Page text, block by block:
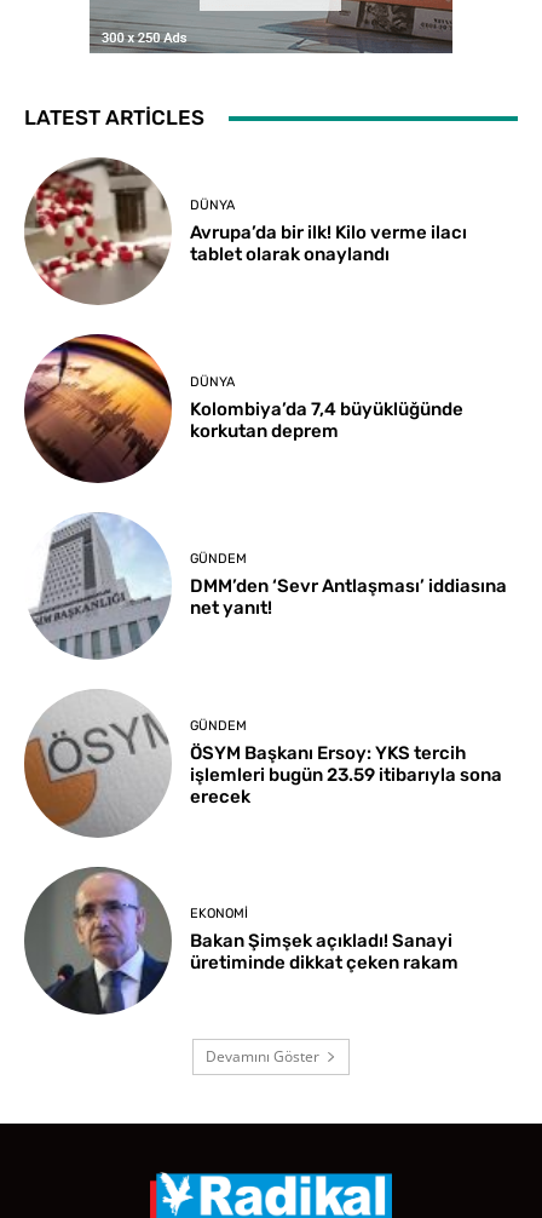
LATEST ARTICLES
DÜNYA
Avrupa’da bir ilk! Kilo verme ilacı
tablet olarak onaylandı
DÜNYA
Kolombiya’da 7,4 büyüklüğünde
korkutan deprem
GÜNDEM
DMM’den ‘Sevr Antlaşması’ iddiasına
net yanıt!
GÜNDEM
ÖSYM Başkanı Ersoy: YKS tercih
işlemleri bugün 23.59 itibarıyla sona
erecek
EKONOMI
Bakan Şimşek açıkladı! Sanayi
üretiminde dikkat çeken rakam
Devamını Göster